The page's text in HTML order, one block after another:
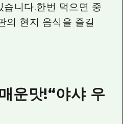
니다.한번 먹으면 중
의 현지 음식을 즐길
운맛!“야샤 우